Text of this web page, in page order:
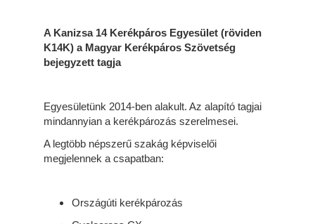
A Kanizsa 14 Kerékpáros Egyesület (röviden
K14K) a Magyar Kerékpáros Szövetség
bejegyzett tagja
Egyesületünk 2014-ben alakult. Az alapító tagjai
mindannyian a kerékpározás szerelmesei.
A legtöbb népszerű szakág képviselői
megjelennek a csapatban:
Országúti kerékpározás